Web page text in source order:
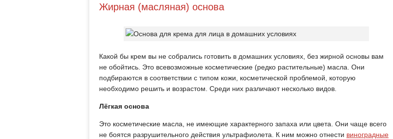
Жирная (масляная) основа
Какой бы крем вы не собрались готовить в домашних условиях, без жирной основы вам
не обойтись. Это всевозможные косметические (редко растительные) масла. Они
подбираются в соответствии с типом кожи, косметической проблемой, которую
необходимо решить и возрастом. Среди них различают несколько видов.
Лёгкая основа
Это косметические масла, не имеющие характерного запаха или цвета. Они чаще всего
не боятся разрушительного действия ультрафиолета. К ним можно отнести виноградные